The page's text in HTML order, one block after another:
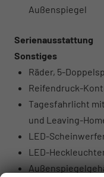
Außenspiegel
Serienausstattung
Sonstiges
Räder, 5-
Reifendruck-
Tagesfahrlicht
und Leaving-
LED-
LED-